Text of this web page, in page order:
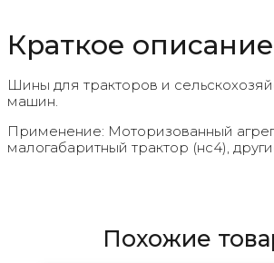
Краткое
Шины для тракторов и
машин.
Применение: Моторизованный
малогабаритный трактор (нс4),
Похожие